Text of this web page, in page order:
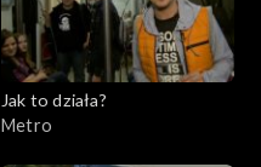
Jak to działa?
Metro